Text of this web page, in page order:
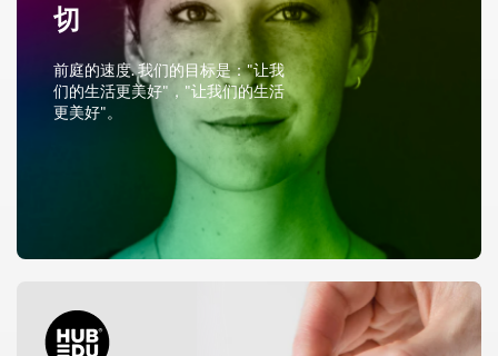
切
前庭的速度. 我们的目标是："让我
们的生活更美好"，"让我们的生活
更美好"。